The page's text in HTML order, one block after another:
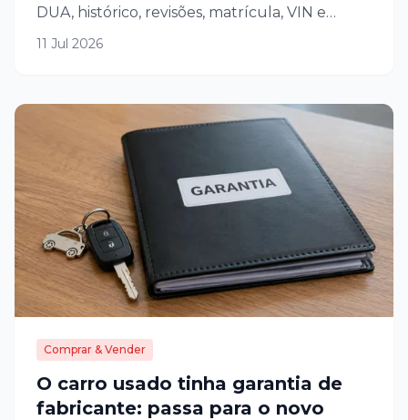
DUA, histórico, revisões, matrícula, VIN e
documentos.
11 Jul 2026
Comprar & Vender
O carro usado tinha garantia de
fabricante: passa para o novo